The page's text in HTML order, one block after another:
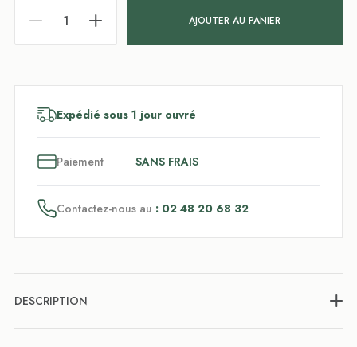
AJOUTER AU PANIER
Expédié sous 1 jour ouvré
Paiement SANS FRAIS
Contactez-nous au : 02 48 20 68 32
DESCRIPTION